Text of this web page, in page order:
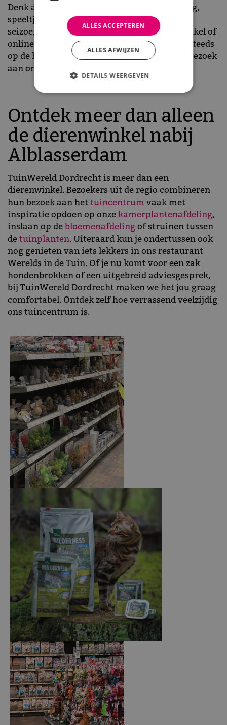
Denk aan kortingen op premium diervoeding,
speeltjes of verzorgingsproducten voor elk
seizoen. De folder is verkrijgbaar in onze winkel of
online in te zien via onzewebsite. Zo blijf je steeds
op de hoogte en haal je het meeste uit jouw bezoek
aan onze dierenwinkel.
Ontdek meer dan alleen
de dierenwinkel nabij
Alblasserdam
TuinWereld Dordrecht is meer dan een
dierenwinkel. Bezoekers uit de regio combineren
hun bezoek aan hettuincentrum vaak met
inspiratie opdoen op onzekamerplantenafdeling,
inslaan op debloemenafdelingof struinen tussen
detuinplanten. Uiteraard kun je ondertussen ook
nog genieten van iets lekkers in ons restaurant
Werelds in de Tuin. Of je nu komt voor een zak
hondenbrokken of een uitgebreid adviesgesprek,
bij TuinWereld Dordrecht maken we het jou graag
comfortabel. Ontdek zelf hoe verrassend veelzijdig
ons tuincentrum is.
ALLES ACCEPTEREN
ALLES AFWIJZEN
DETAILS WEERGEVEN